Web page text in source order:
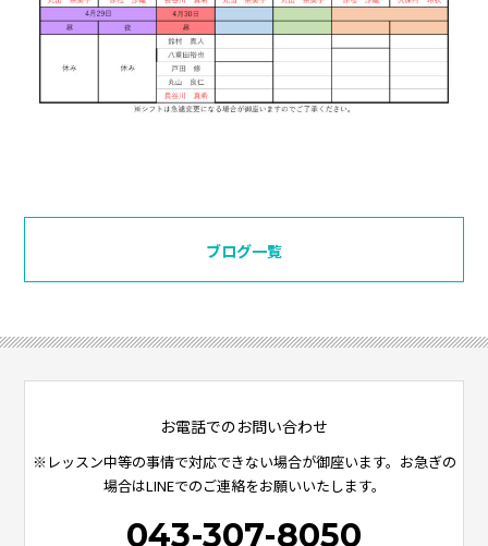
ブログ一覧
お電話でのお問い合わせ
※レッスン中等の事情で対応できない場合が御座います。お急ぎの
場合はLINEでのご連絡をお願いいたします。
043-307-8050